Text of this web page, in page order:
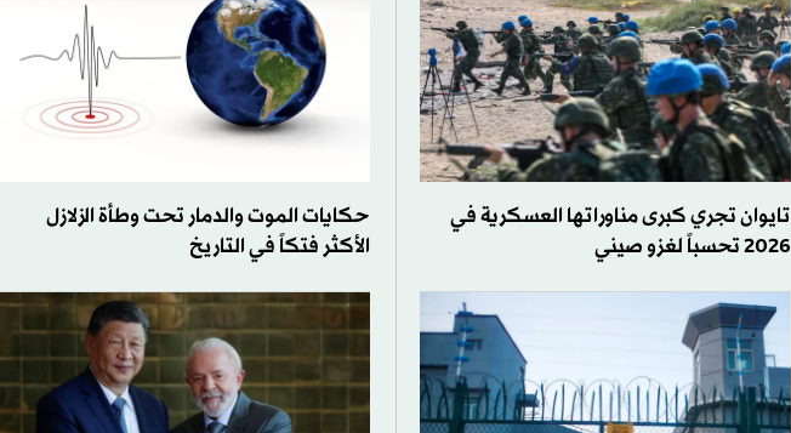
تايوان تجري كبرى مناوراتها العسكرية في
2026 تحسباً لغزو صيني
حكايات الموت والدمار تحت وطأة الزلازل
الأكثر فتكاً في التاريخ